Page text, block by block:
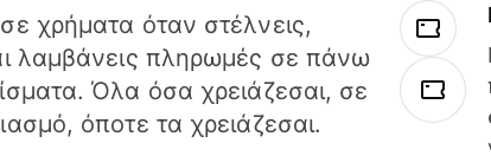
χρήματα όταν στέλνεις,
λαμβάνεις πληρωμές σε πάνω
Όλα όσα χρειάζεσαι, σε
όποτε τα χρειάζεσαι.